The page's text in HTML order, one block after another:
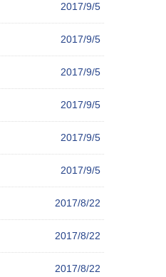
2017/9/5
2017/9/5
2017/9/5
2017/9/5
2017/9/5
2017/9/5
2017/8/22
2017/8/22
2017/8/22